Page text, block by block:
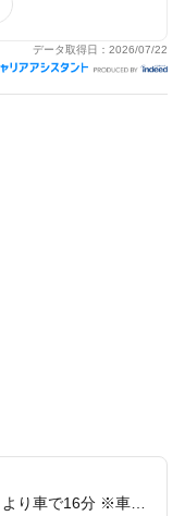
データ取得日： 2026/07/22